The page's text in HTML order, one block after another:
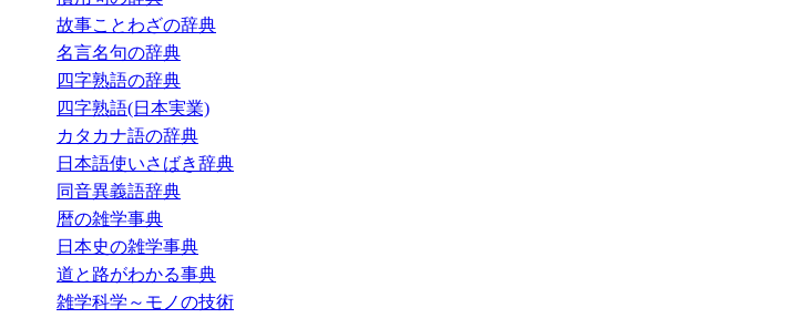
故事ことわざの辞典
名言名句の辞典
四字熟語の辞典
四字熟語(日本実業)
カタカナ語の辞典
日本語使いさばき辞典
同音異義語辞典
暦の雑学事典
日本史の雑学事典
道と路がわかる事典
雑学科学～モノの技術